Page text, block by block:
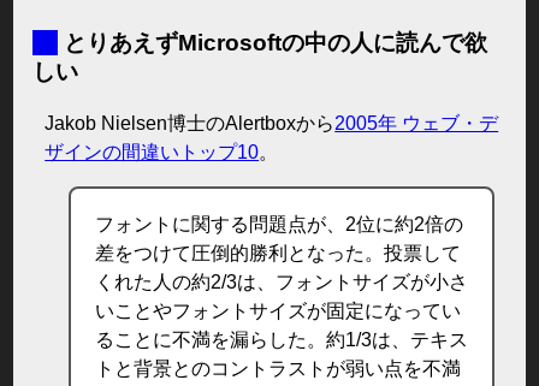
とりあえずMicrosoftの中の人に読んで欲
しい
Jakob Nielsen博士のAlertboxから2005年 ウェブ・デ
ザインの間違いトップ10。
フォントに関する問題点が、2位に約2倍の
差をつけて圧倒的勝利となった。投票して
くれた人の約2/3は、フォントサイズが小さ
いことやフォントサイズが固定になってい
ることに不満を漏らした。約1/3は、テキス
トと背景とのコントラストが弱い点を不満